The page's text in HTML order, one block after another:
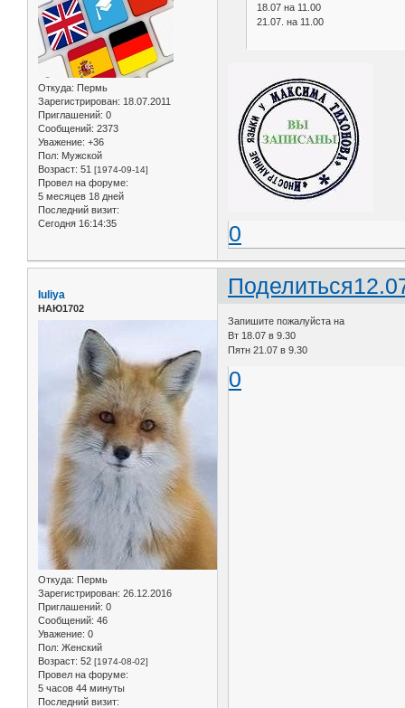
Откуда: Пермь
Зарегистрирован: 18.07.2011
Приглашений: 0
Сообщений: 2373
Уважение: +36
Пол: Мужской
Возраст: 51 [1974-09-14]
Провел на форуме:
5 месяцев 18 дней
Последний визит:
Сегодня 16:14:35
18.07 на 11.00
21.07. на 11.00
0
Поделиться
Iuliya
НАЮ1702
Откуда: Пермь
Зарегистрирован: 26.12.2016
Приглашений: 0
Сообщений: 46
Уважение: 0
Пол: Женский
Возраст: 52 [1974-08-02]
Провел на форуме:
5 часов 44 минуты
Последний визит:
Запишите пожалуйста на
Вт 18.07 в 9.30
Пятн 21.07 в 9.30
0